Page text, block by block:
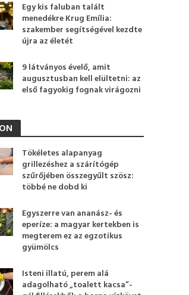
Egy kis faluban talált
menedékre Krug Emília:
szakember segítségével kezdte
újra az életét
9 látványos évelő, amit
augusztusban kell elültetni: az
első fagyokig fognak virágozni
Tökéletes alapanyag
grillezéshez a szárítógép
szűrőjében összegyűlt szösz:
többé ne dobd ki
Egyszerre van ananász- és
eperíze: a magyar kertekben is
megterem ez az egzotikus
gyümölcs
Isteni illatú, perem alá
adagolható „toalett kacsa”-